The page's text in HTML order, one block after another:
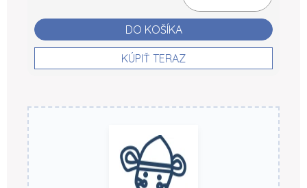
DO KOŠÍKA
KÚPIŤ TERAZ